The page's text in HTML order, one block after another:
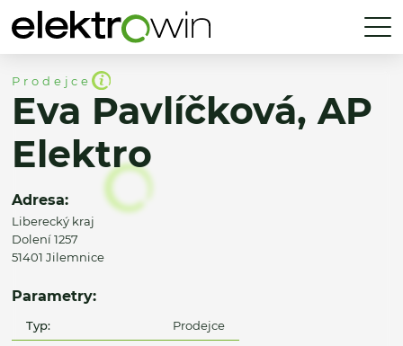
Prodejce
Eva Pavlíčková, AP
Elektro
Adresa:
Liberecký kraj
Dolení 1257
51401 Jilemnice
Parametry:
Typ: Prodejce